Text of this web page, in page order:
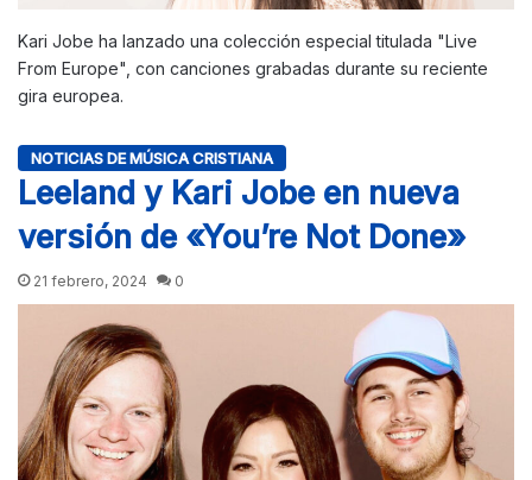
Kari Jobe ha lanzado una colección especial titulada "Live
From Europe", con canciones grabadas durante su reciente
gira europea.
NOTICIAS DE MÚSICA CRISTIANA
Leeland y Kari Jobe en nueva
versión de «You’re Not Done»
21 febrero, 2024 0